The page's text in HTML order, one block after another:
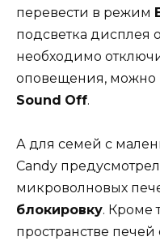
перевести в режим
подсветка дисплея
необходимо
оповещения, можно
Sound Off.
А для семей с
Candy
микроволновых
блокировку. Кроме
пространстве печей